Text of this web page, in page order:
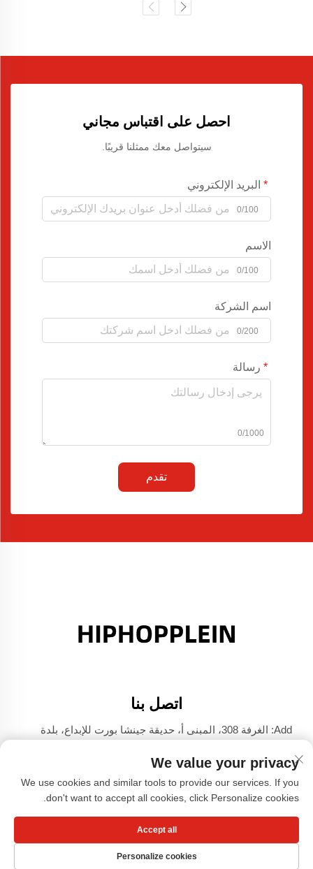
احصل على اقتباس مجاني
سيتواصل معك ممثلنا قريبًا.
البريد الإلكتروني
0/100
الاسم
0/100
اسم الشركة
0/200
رسالة
0/1000
تقدم
اتصل بنا
Add: الغرفة 308، المبنى أ، حديقة جينشا بورت للإبداع، بلدة
الهاتف:+86-17304049586
البريد الإلكتروني:[email protected]
حقوق الطبع والنشر © شركة قوانغتشو شياوهونغشو للملابس،
المحدودة -سياسة الخصوصية
We value your privacy
We use cookies and similar tools to provide our services. If you
don't want to accept all cookies, click Personalize cookies.
Personalize cookies
Accept all